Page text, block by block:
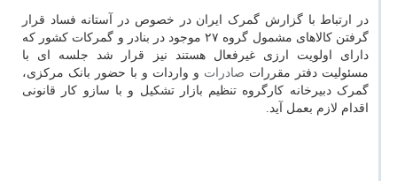
در ارتباط با گزارش گمرک ایران در خصوص در آستانه فساد قرار
گرفتن کالاهای مشمول گروه ۲۷ موجود در بنادر و گمرکات کشور که
دارای اولویت ارزی غیرفعال هستند نیز قرار شد جلسه ای با
مسئولیت دفتر مقررات صادرات و واردات و با حضور بانک مرکزی،
گمرک دبیرخانه کارگروه تنظیم بازار تشکیل و با سازو کار قانونی
اقدام لازم بعمل آید.